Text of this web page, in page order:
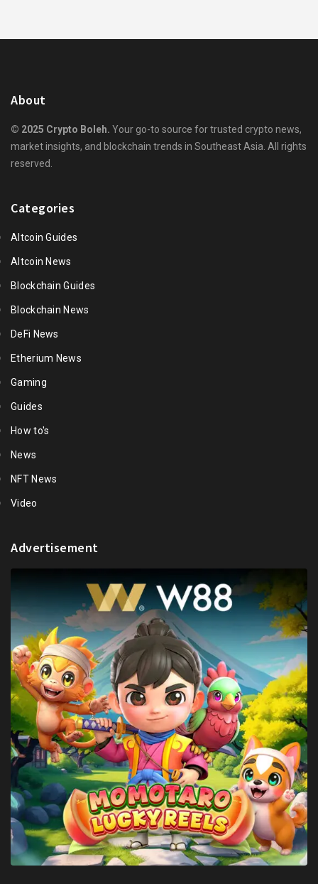
About
© 2025 Crypto Boleh. Your go-to source for trusted crypto news,
market insights, and blockchain trends in Southeast Asia. All rights
reserved.
Categories
Altcoin Guides
Altcoin News
Blockchain Guides
Blockchain News
DeFi News
Etherium News
Gaming
Guides
How to's
News
NFT News
Video
Advertisement